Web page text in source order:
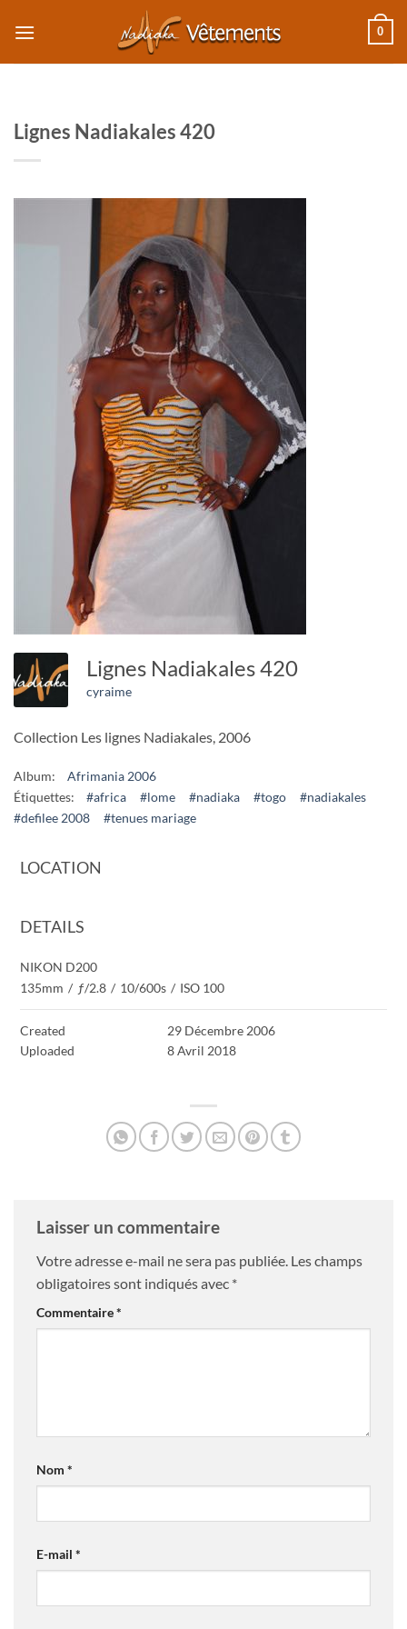
0
Lignes Nadiakales 420
Lignes Nadiakales 420
cyraime
Collection Les lignes Nadiakales, 2006
Album:
Afrimania 2006
Étiquettes:
#africa #lome #nadiaka #togo
#nadiakales
#defilee 2008
#tenues mariage
LOCATION
DETAILS
NIKON D200
135mm / ƒ/2.8 / 10/600s / ISO 100
Created
29 Décembre 2006
Uploaded
8 Avril 2018
Laisser un commentaire
Votre adresse e-mail ne sera pas publiée. Les champs
obligatoires sont indiqués avec *
Commentaire*
Nom *
E-mail *